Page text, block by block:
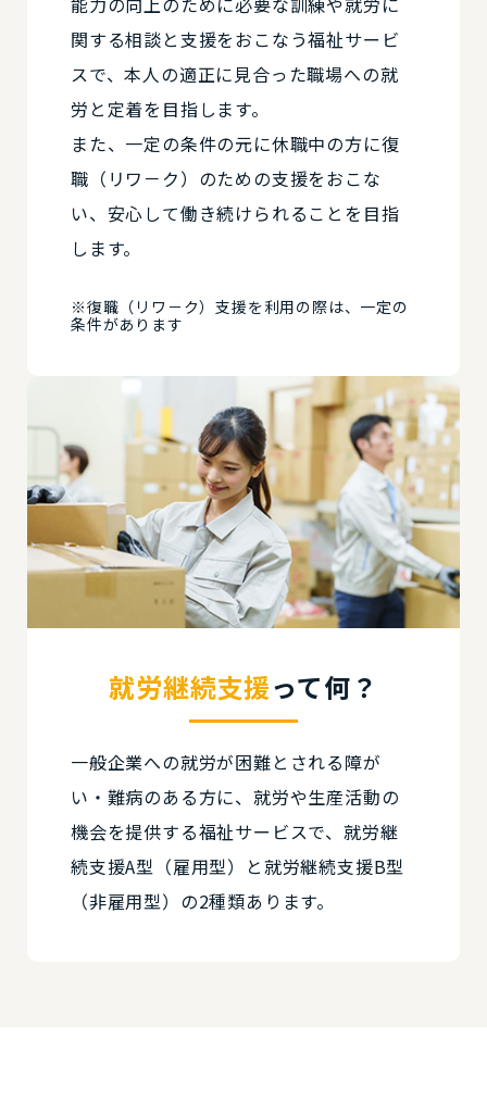
関する相談と支援をおこなう福祉サービ
スで、本人の適正に見合った職場への就
労と定着を目指します。
また、一定の条件の元に休職中の方に復
職（リワ－ク）のための支援をおこな
い、安心して働き続けられることを目指
します。
※復職（リワ－ク）支援を利用の際は、一定の
条件があります
就労継続支援って何？
一般企業への就労が困難とされる障が
い・難病のある方に、就労や生産活動の
機会を提供する福祉サービスで、就労継
続支援A型（雇用型）と就労継続支援B型
（非雇用型）の2種類あります。